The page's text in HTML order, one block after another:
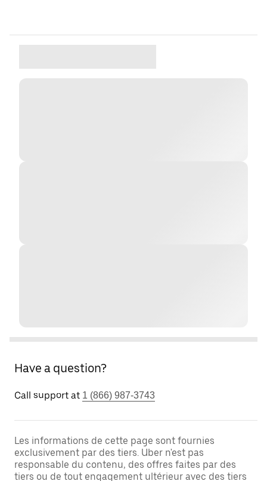
Have a question?
Call support at 1 (866) 987-3743
Les informations de cette page sont fournies
exclusivement par des tiers. Uber n'est pas
responsable du contenu, des offres faites par des
tiers ou de tout engagement ultérieur avec des tiers